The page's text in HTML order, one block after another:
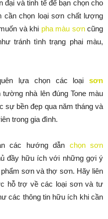
đại và tinh tế để bạn chọn cho
cần chọn loại sơn chất lượng
và khi pha màu sơncũng
tránh tình trạng phai màu,
lựa chọn các loại sơn
nhà lên đúng Tone màu
sự bền đẹp qua năm tháng và
trong gia đình.
các hướng dẫn chọn sơn
đầy hữu ích với những gợi ý
sơn và thợ sơn. Hãy liên
hỗ trợ về các loại sơn và tư
các thông tin hữu ích khi cần